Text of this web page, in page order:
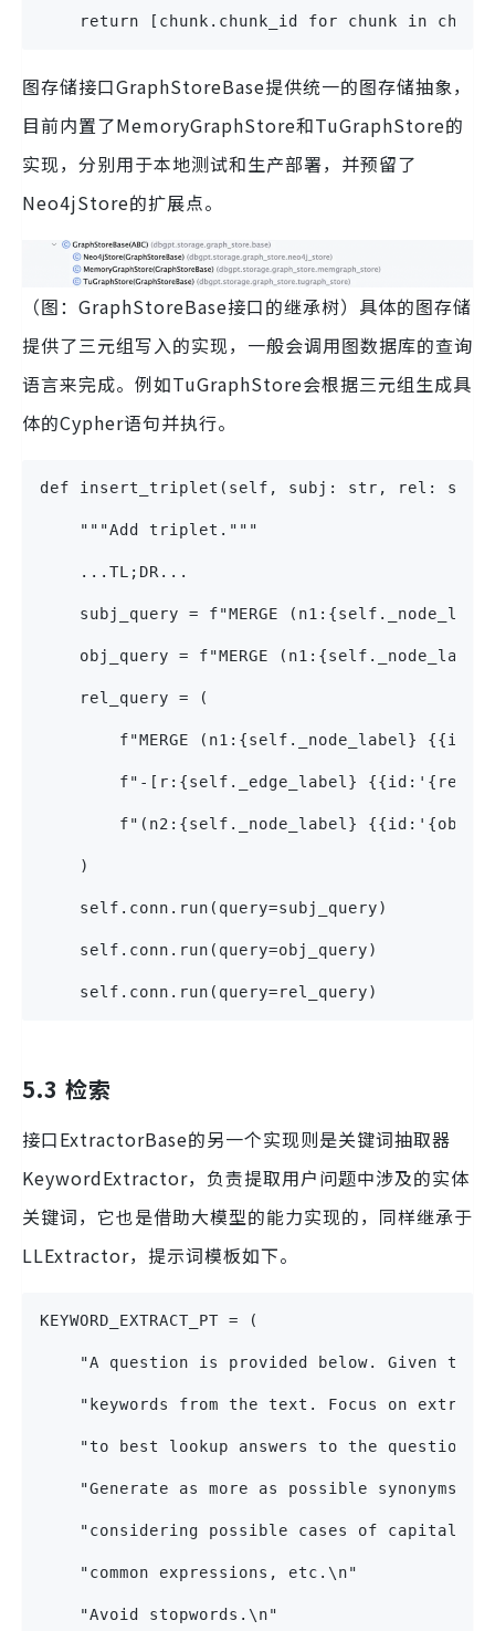
return [chunk.chunk_id for chunk in
图存储接口GraphStoreBase提供统一的图存储抽象，
目前内置了MemoryGraphStore和TuGraphStore的
实现，分别用于本地测试和生产部署，并预留了
Neo4jStore的扩展点。
（图：GraphStoreBase接口的继承树）具体的图存储
提供了三元组写入的实现，一般会调用图数据库的查询
语言来完成。例如TuGraphStore会根据三元组生成具
体的Cypher语句并执行。
def insert_triplet(self, subj: str, rel: str,
    """Add triplet."""
    ...TL;DR...
subj_query = f"MERGE
obj_query = f"MERGE
    rel_query = (
f"MERGE (n1:{self._node_label}
f"-[r:{self._edge_label}
f"(n2:{self._node_label}
    )
    self.conn.run(query=subj_query)
    self.conn.run(query=obj_query)
    self.conn.run(query=rel_query)
5.3 检索
接口ExtractorBase的另一个实现则是关键词抽取器
KeywordExtractor，负责提取用户问题中涉及的实体
关键词，它也是借助大模型的能力实现的，同样继承于
LLExtractor，提示词模板如下。
KEYWORD_EXTRACT_PT = (
"A question is provided below. Given the
"keywords from the text. Focus on
"to best lookup answers to the
"Generate as more as possible synonyms
"considering possible cases of
    "common expressions, etc.\n"
    "Avoid stopwords.\n"